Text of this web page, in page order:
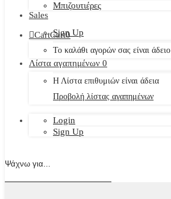
Sign Up
Μπιζουτιέρες
Sales
CartCart0
Το καλάθι αγορών σας είναι άδειο
Λίστα αγαπημένων 0
Η Λίστα επιθυμιών είναι άδεια
Προβολή λίστας αγαπημένων
Login
Sign Up